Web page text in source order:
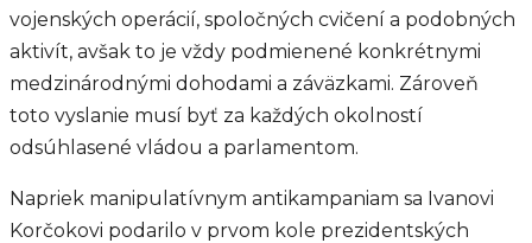
vojenských operácií, spoločných cvičení a podobných
aktivít, avšak to je vždy podmienené konkrétnymi
medzinárodnými dohodami a záväzkami. Zároveň
toto vyslanie musí byť za každých okolností
odsúhlasené vládou a parlamentom.
Napriek manipulatívnym antikampaniam sa Ivanovi
Korčokovi podarilo v prvom kole prezidentských